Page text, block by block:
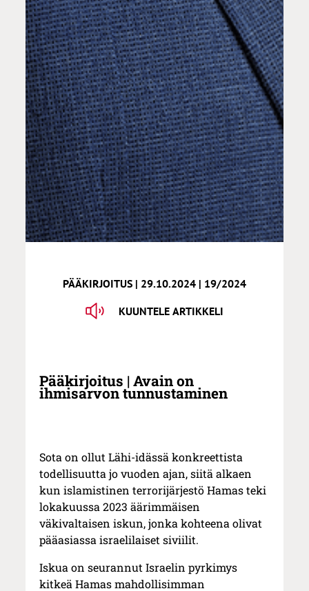
PÄÄKIRJOITUS | 29.10.2024 | 19/2024
KUUNTELE ARTIKKELI
Pääkirjoitus | Avain on
ihmisarvon tunnustaminen
Sota on ollut Lähi-idässä konkreettista
todellisuutta jo vuoden ajan, siitä alkaen
kun islamistinen terrorijärjestö Hamas teki
lokakuussa 2023 äärimmäisen
väkivaltaisen iskun, jonka kohteena olivat
pääasiassa israelilaiset siviilit.
Iskua on seurannut Israelin pyrkimys
kitkeä Hamas mahdollisimman